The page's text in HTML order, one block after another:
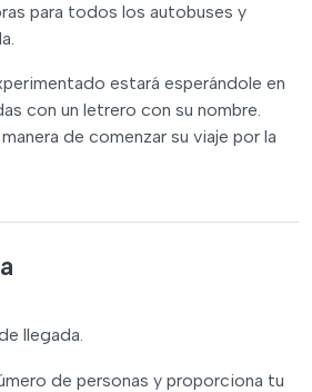
para todos los autobuses y
estará esperándole en
con un letrero con su nombre.
de comenzar su viaje por la
llegada.
de personas y proporciona tu